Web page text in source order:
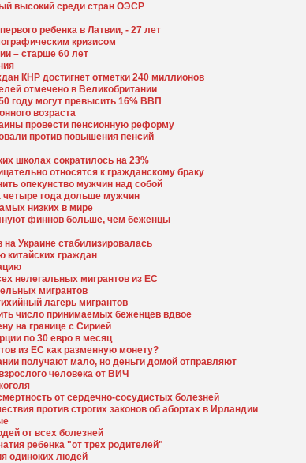
высокий среди стран ОЭСР
ребенка в Латвии, - 27 лет
кризисом
– старше 60 лет
КНР достигнет отметки 240 миллионов
отмечено в Великобритании
году могут превысить 16% ВВП
возраста
провести пенсионную реформу
против повышения пенсий
школах сократилось на 23%
относятся к гражданскому браку
опекунство мужчин над собой
года дольше мужчин
низких в мире
финнов больше, чем беженцы
Украине стабилизировалась
китайских граждан
нелегальных мигрантов из ЕС
мигрантов
лагерь мигрантов
число принимаемых беженцев вдвое
на границе с Сирией
по 30 евро в месяц
из ЕС как разменную монету?
получают мало, но деньги домой отправляют
человека от ВИЧ
от сердечно-сосудистых болезней
против строгих законов об абортах в Ирландии
от всех болезней
ребенка "от трех родителей"
одиноких людей